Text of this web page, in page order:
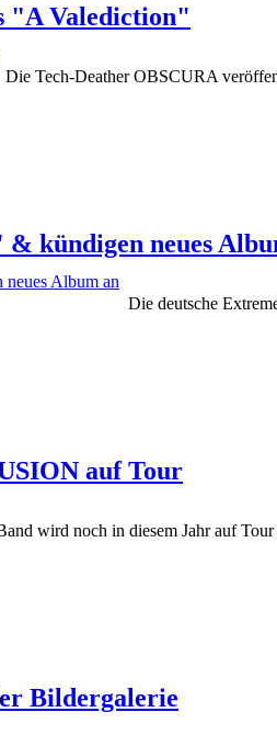
"A Valediction"
Die Tech-Deather OBSCURA
kündigen neues
Die deutsche
auf Tour
wird noch in diesem Jahr auf
Bildergalerie